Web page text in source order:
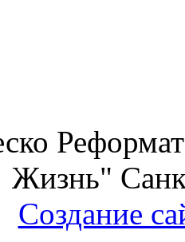
Жизнь"
Создание